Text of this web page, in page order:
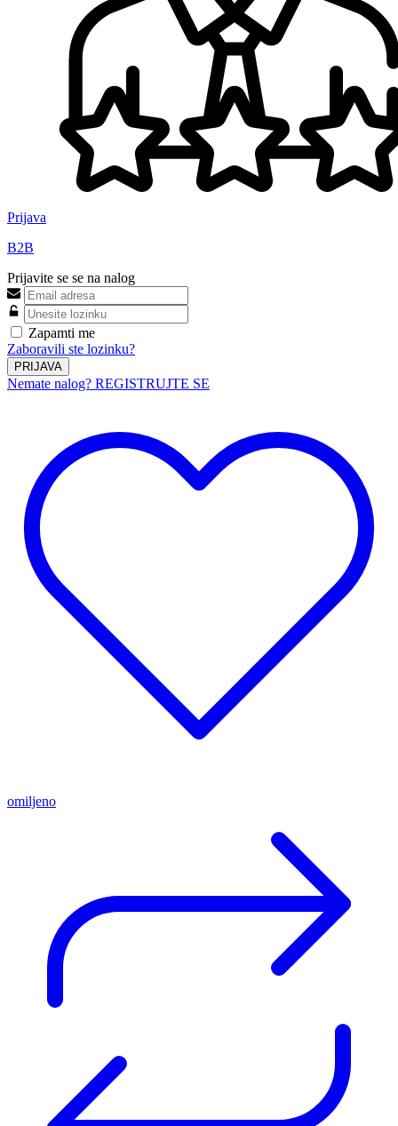
Prijava
B2B
Prijavite se se na nalog
Zapamti me
Zaboravili ste lozinku?
PRIJAVA
Nemate nalog? REGISTRUJTE SE
omiljeno